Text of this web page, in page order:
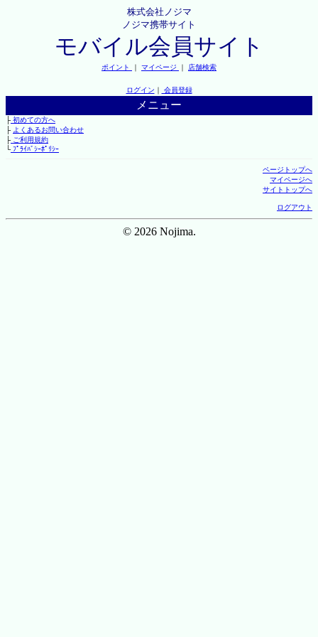
株式会社ノジマ
ノジマ携帯サイト
モバイル会員サイト
ポイント ｜ マイページ ｜ 店舗検索
ログイン ｜ 会員登録
メニュー
├初めての方へ
├ よくあるお問い合わせ
├ご利用規約
└ﾌﾟﾗｲﾊﾞｼｰﾎﾟﾘｼｰ
ページトップへ
マイページへ
サイトトップへ
ログアウト
© 2026 Nojima.